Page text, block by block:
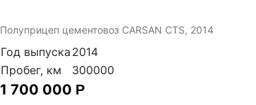
Полуприцеп цементовоз СARSАN CТS, 2014
Год выпуска 2014
Пробег, км
300000
1 700 000 Р